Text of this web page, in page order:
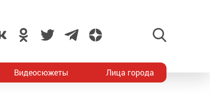
Видеосюжеты Лица города